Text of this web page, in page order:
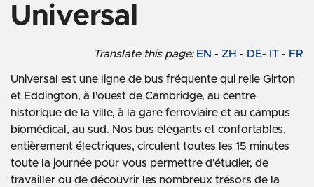
Universal
Translate this page: EN - ZH - DE- IT - FR
Universal est une ligne de bus fréquente qui relie Girton
et Eddington, à l'ouest de Cambridge, au centre
historique de la ville, à la gare ferroviaire et au campus
biomédical, au sud. Nos bus élégants et confortables,
entièrement électriques, circulent toutes les 15 minutes
toute la journée pour vous permettre d'étudier, de
travailler ou de découvrir les nombreux trésors de la